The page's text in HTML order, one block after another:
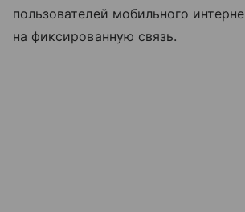
пользователей мобильного
на фиксированную связь.